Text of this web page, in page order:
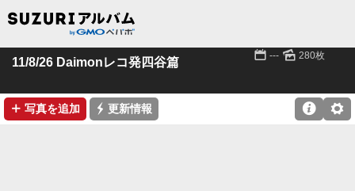
11/8/26 Daimonレコ発四谷篇 📅 --- 🌄 280枚
➕ 写真を追加 ⚡ 更新情報 ⚙
